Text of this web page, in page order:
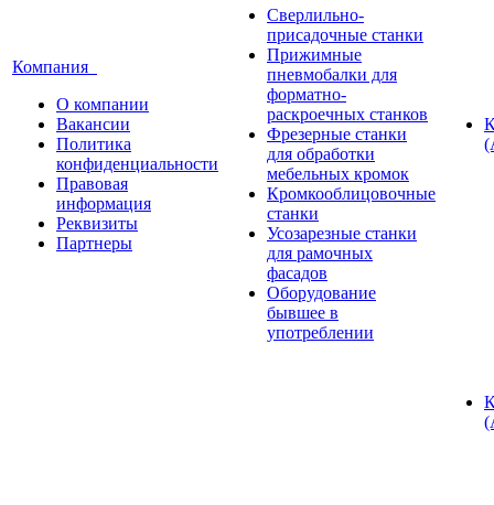
Компания
О компании
Вакансии
Политика
конфиденциальности
Правовая
информация
Реквизиты
Партнеры
Сверлильно-
присадочные станки
Прижимные
пневмобалки для
форматно-
раскроечных станков
Фрезерные станки
для обработки
мебельных кромок
Кромкооблицовочные
станки
Усозарезные станки
для рамочных
фасадов
Оборудование
бывшее в
употреблении